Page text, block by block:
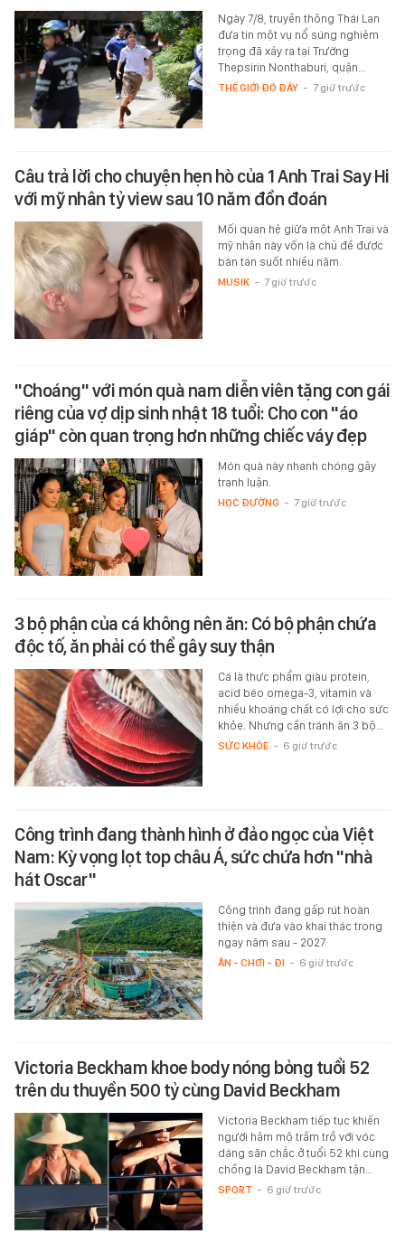
Ngày 7/8, truyền thông Thái Lan
đưa tin một vụ nổ súng nghiêm
trọng đã xảy ra tại Trường
Thepsirin Nonthaburi, quận…
THẾ GIỚI ĐÓ ĐÂY - 7 giờ trước
Câu trả lời cho chuyện hẹn hò của 1 Anh Trai Say Hi
với mỹ nhân tỷ view sau 10 năm đồn đoán
Mối quan hệ giữa một Anh Trai và
mỹ nhân này vốn là chủ đề được
bàn tán suốt nhiều năm.
MUSIK - 7 giờ trước
"Choáng" với món quà nam diễn viên tặng con gái
riêng của vợ dịp sinh nhật 18 tuổi: Cho con "áo
giáp" còn quan trọng hơn những chiếc váy đẹp
Món quà này nhanh chóng gây
tranh luận.
HỌC ĐƯỜNG - 7 giờ trước
3 bộ phận của cá không nên ăn: Có bộ phận chứa
độc tố, ăn phải có thể gây suy thận
Cá là thực phẩm giàu protein,
acid béo omega-3, vitamin và
nhiều khoáng chất có lợi cho sức
khỏe. Nhưng cần tránh ăn 3 bộ…
SỨC KHỎE - 6 giờ trước
Công trình đang thành hình ở đảo ngọc của Việt
Nam: Kỳ vọng lọt top châu Á, sức chứa hơn "nhà
hát Oscar"
Công trình đang gấp rút hoàn
thiện và đưa vào khai thác trong
ngay năm sau - 2027.
ĂN - CHƠI - ĐI - 6 giờ trước
Victoria Beckham khoe body nóng bỏng tuổi 52
trên du thuyền 500 tỷ cùng David Beckham
Victoria Beckham tiếp tục khiến
người hâm mộ trầm trồ với vóc
dáng săn chắc ở tuổi 52 khi cùng
chồng là David Beckham tận…
SPORT - 6 giờ trước